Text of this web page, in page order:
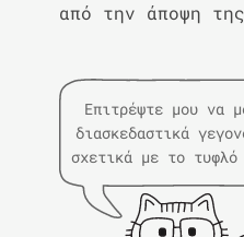
από την άποψη
Επιτρέψτε μου να
διασκεδαστικά
σχετικά με το τυφλό